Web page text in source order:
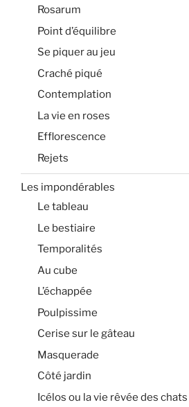
Rosarum
Point d’équilibre
Se piquer au jeu
Craché piqué
Contemplation
La vie en roses
Efflorescence
Rejets
Les impondérables
Le tableau
Le bestiaire
Temporalités
Au cube
L’échappée
Poulpissime
Cerise sur le gâteau
Masquerade
Côté jardin
Icélos ou la vie rêvée des chats